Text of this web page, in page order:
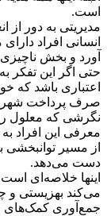
است.
مدیریتی به ‌دور
انسانی افراد
آورد و بخش
حتی اگر این تفکر
اعتباری باشد که
صرف پرداخت
نگرشی که معلول
معرفی این افراد
از مسیر
دست می‌دهد.
اینها خلاصه‌ای
می‌کند بهزیستی و
جمع‌آوری کمک‌های